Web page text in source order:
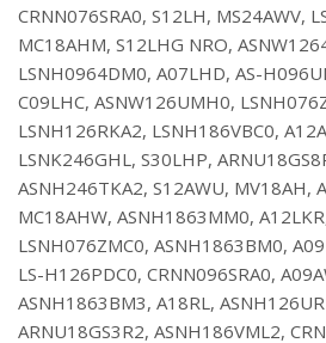
CRNN076SRA0, S12LH, MS24AWV,
MC18AHM, S12LHG NRO,
LSNH0964DM0, A07LHD, AS-
C09LHC, ASNW126UMH0,
LSNH126RKA2, LSNH186VBC0,
LSNK246GHL, S30LHP,
ASNH246TKA2, S12AWU, MV18AH,
MC18AHW, ASNH1863MM0,
LSNH076ZMC0, ASNH1863BM0,
LS-H126PDC0, CRNN096SRA0,
ASNH1863BM3, A18RL,
ARNU18GS3R2, ASNH186VML2,